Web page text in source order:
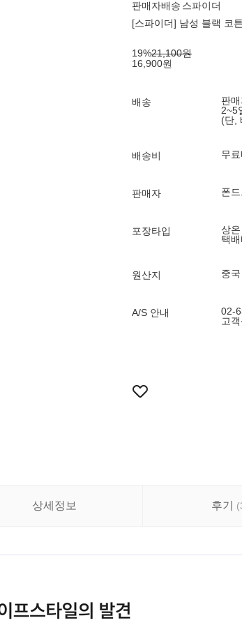
판매자배송 스파이더
[스파이더] 남성 블랙 코
19%21,100원
16,900원
배송
판
2~5
(단,
배송비 무
판매자 폰
포장타입
상
택
원산지 중국
A/S 안내
02-
고
상세정보 후기 (